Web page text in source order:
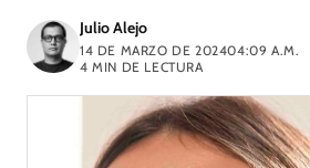
Julio Alejo
14 DE MARZO DE 202404:09 A.M.
4 MIN DE LECTURA